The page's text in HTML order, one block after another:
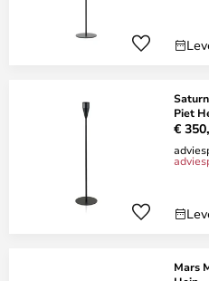
Piet
€
Mars